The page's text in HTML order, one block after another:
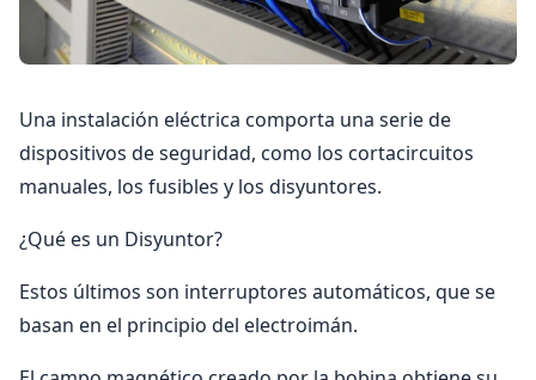
Una instalación eléctrica comporta una serie de
dispositivos de seguridad, como los cortacircuitos
manuales, los fusibles y los disyuntores.
¿Qué es un Disyuntor?
Estos últimos son interruptores automáticos, que se
basan en el principio del electroimán.